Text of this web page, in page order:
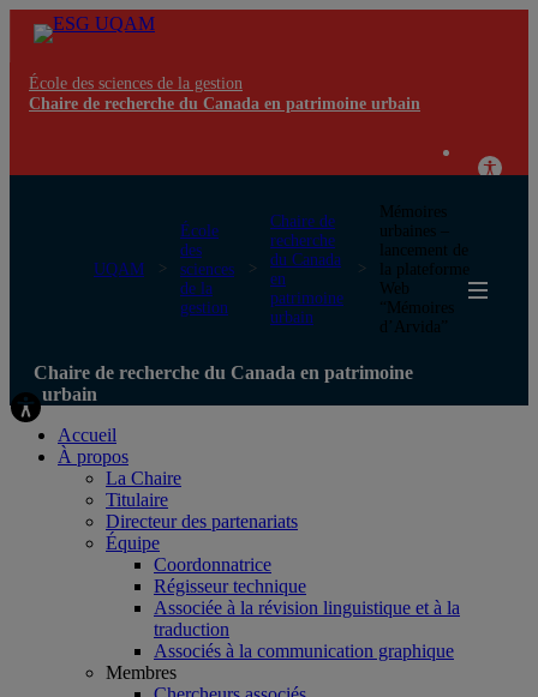
École des sciences de la gestion
Chaire de recherche du Canada en patrimoine urbain
UQAM
École
des
sciences
de la
gestion
Chaire de
recherche
du Canada
en
patrimoine
urbain
Mémoires
urbaines –
lancement de
la plateforme
Web
“Mémoires
d’Arvida”
Chaire de recherche du Canada en patrimoine
urbain
Accueil
À propos
La Chaire
Titulaire
Directeur des partenariats
Équipe
Coordonnatrice
Régisseur technique
Associée à la révision linguistique et à la
traduction
Associés à la communication graphique
Membres